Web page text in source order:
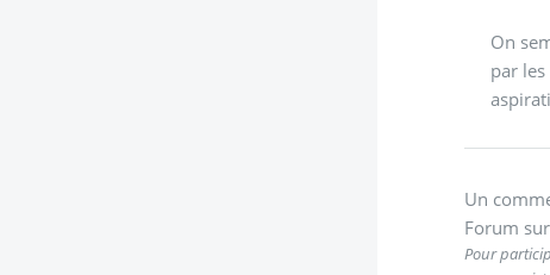
On
par
Un
Forum
Pour